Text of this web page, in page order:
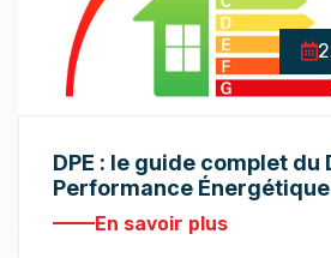
DPE : le guide complet
Performance Énergétique
En savoir plus